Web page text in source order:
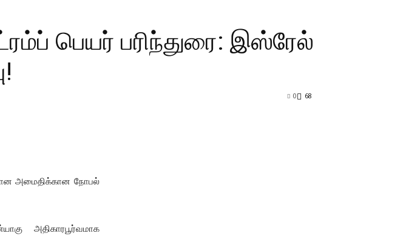
பெயர் பரிந்துரை: இஸ்ரேல்
68
0
அமைதிக்கான நோபல்
அதிகாரபூர்வமாக